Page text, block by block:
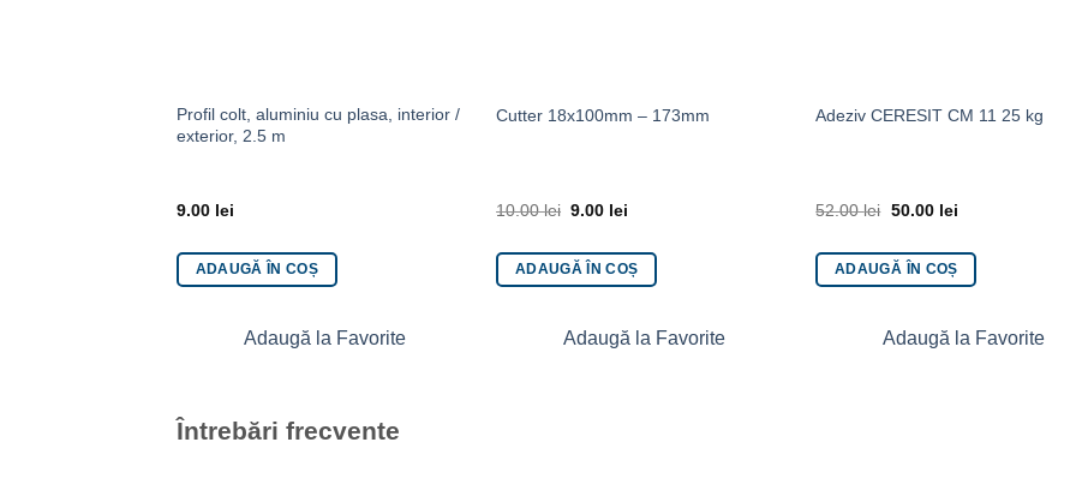
Profil colt, aluminiu cu plasa, interior /
exterior, 2.5 m
9.00 lei
ADAUGĂ ÎN COȘ
Adaugă la Favorite
Cutter 18x100mm – 173mm
10.00lei 9.00 lei
ADAUGĂ ÎN COȘ
Adaugă la Favorite
Adeziv CERESIT CM 11 25 kg
52.00lei 50.00 lei
ADAUGĂ ÎN COȘ
Adaugă la Favorite
Întrebări frecvente